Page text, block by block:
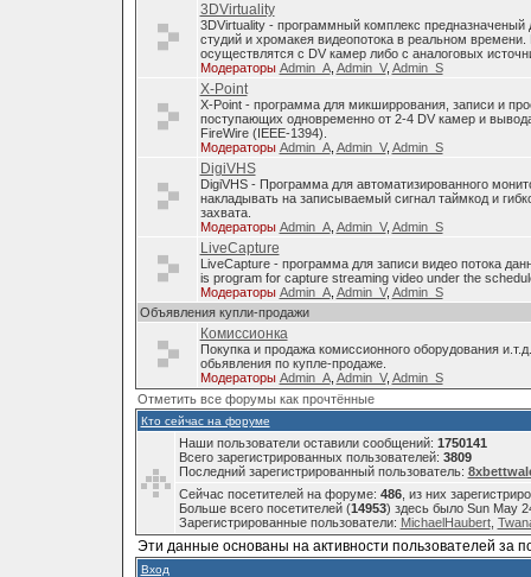
3DVirtuality
3DVirtuality - программный комплекс предназначеный
студий и хромакея видеопотока в реальном
осуществлятся с DV камер либо с аналоговых
Модераторы Admin_A, Admin_V, Admin_S
X-Point
X-Point - программа для микширрования, записи и
поступающих одновременно от 2-4 DV камер и
FireWire (IEEE-1394).
Модераторы Admin_A, Admin_V, Admin_S
DigiVHS
DigiVHS - Программа для автоматизированного
накладывать на записываемый сигнал таймкод и
захвата.
Модераторы Admin_A, Admin_V, Admin_S
LiveCapture
LiveCapture - программа для записи видео потока
is program for capture streaming video under the
Модераторы Admin_A, Admin_V, Admin_S
Объявления купли-продажи
Комиссионка
Покупка и продажа комиссионного оборудования
обьявления по купле-продаже.
Модераторы Admin_A, Admin_V, Admin_S
Отметить все форумы как прочтённые
Кто сейчас на форуме
Наши пользователи оставили сообщений: 1750141
Всего зарегистрированных пользователей: 3809
Последний зарегистрированный пользователь:
Сейчас посетителей на форуме: 486, из них
Больше всего посетителей (14953) здесь было Sun May
Зарегистрированные пользователи: MichaelHaubert,
Эти данные основаны на активности пользователей за
Вход